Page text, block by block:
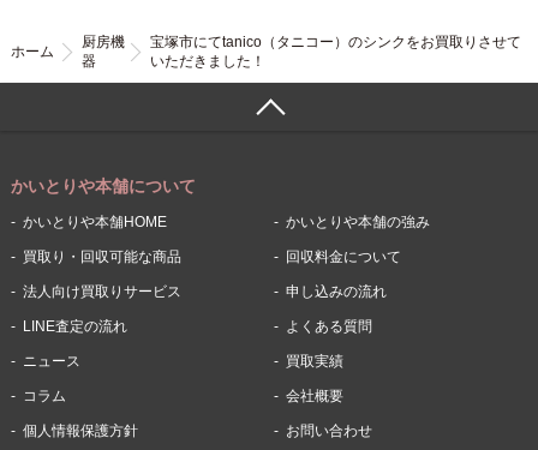
ホーム
厨房機
器
宝塚市にてtanico（タニコー）のシンクをお買取りさせて
いただきました！
かいとりや本舗について
かいとりや本舗HOME かいとりや本舗の強み
買取り・回収可能な商品 回収料金について
法人向け買取りサービス 申し込みの流れ
LINE査定の流れ よくある質問
ニュース 買取実績
コラム 会社概要
個人情報保護方針 お問い合わせ